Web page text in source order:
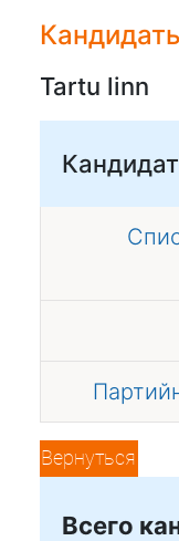
Tartu linn
Вернуться
Всего